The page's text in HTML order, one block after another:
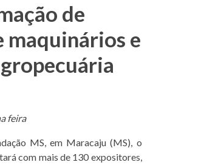
de
maquinários e
feira
MS, em Maracaju (MS), o
com mais de 130 expositores,